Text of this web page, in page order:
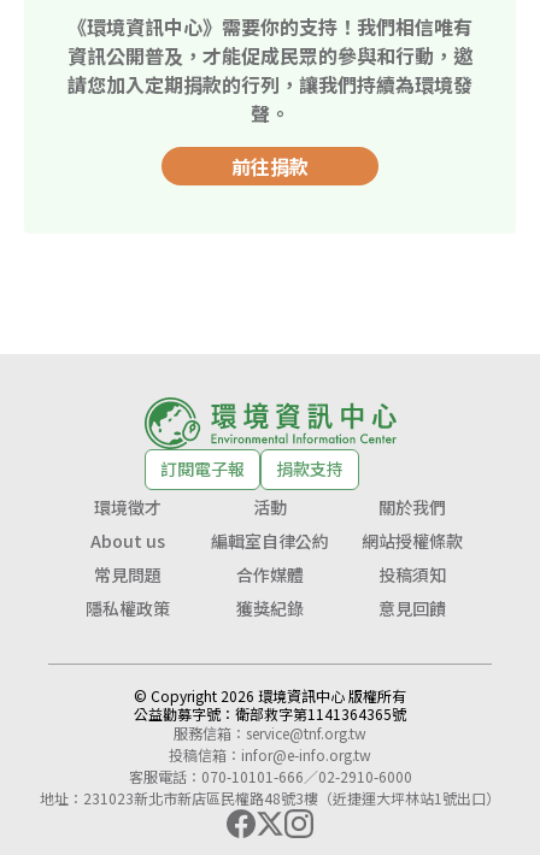
《環境資訊中心》需要你的支持！我們相信唯有
資訊公開普及，才能促成民眾的參與和行動，邀
請您加入定期捐款的行列，讓我們持續為環境發
聲。
前往捐款
訂閱電子報
捐款支持
環境徵才
活動
關於我們
About us
編輯室自律公約
網站授權條款
常見問題
合作媒體
投稿須知
隱私權政策
獲獎紀錄 意見回饋
© Copyright 2026 環境資訊中心 版權所有
公益勸募字號： 衛部救字第1141364365號
服務信箱： service@tnf.org.tw
投稿信箱： infor@e-info.org.tw
客服電話：070-10101-666／02-2910-6000
地址：231023新北市新店區民權路48號3樓（近捷運大坪林站1號出口）